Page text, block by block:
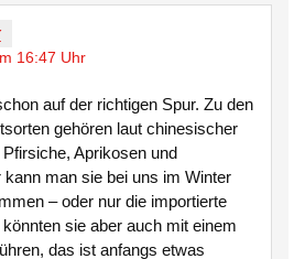
16:47 Uhr
auf der richtigen Spur. Zu den
gehören laut chinesischer
Aprikosen und
kann man sie bei uns im Winter
– oder nur die importierte
sie aber auch mit einem
das ist anfangs etwas